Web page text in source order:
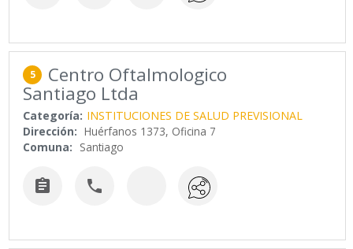
5 Centro Oftalmologico
Santiago Ltda
Categoría: INSTITUCIONES DE SALUD PREVISIONAL
Dirección: Huérfanos 1373, Oficina 7
Comuna: Santiago
 